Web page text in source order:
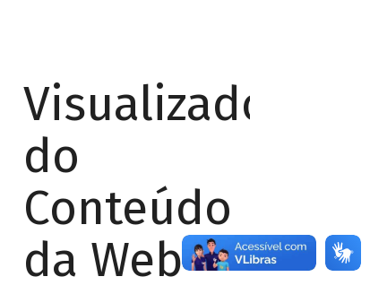
Visualizador
do
Conteúdo
da Web